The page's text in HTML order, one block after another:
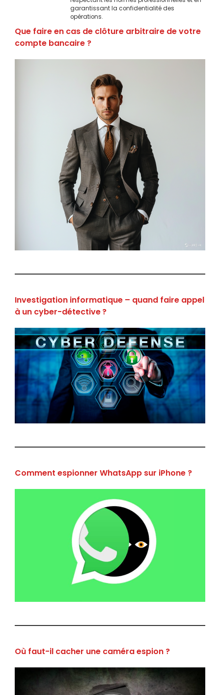
garantissant la confidentialité des
opérations.
Que faire en cas de clôture arbitraire de votre
compte bancaire ?
Investigation informatique – quand faire appel
à un cyber-détective ?
Comment espionner WhatsApp sur iPhone ?
Où faut-il cacher une caméra espion ?